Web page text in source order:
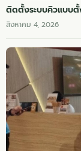
ติดตั้งระบบคิวแบบ
สิงหาคม 4, 2026